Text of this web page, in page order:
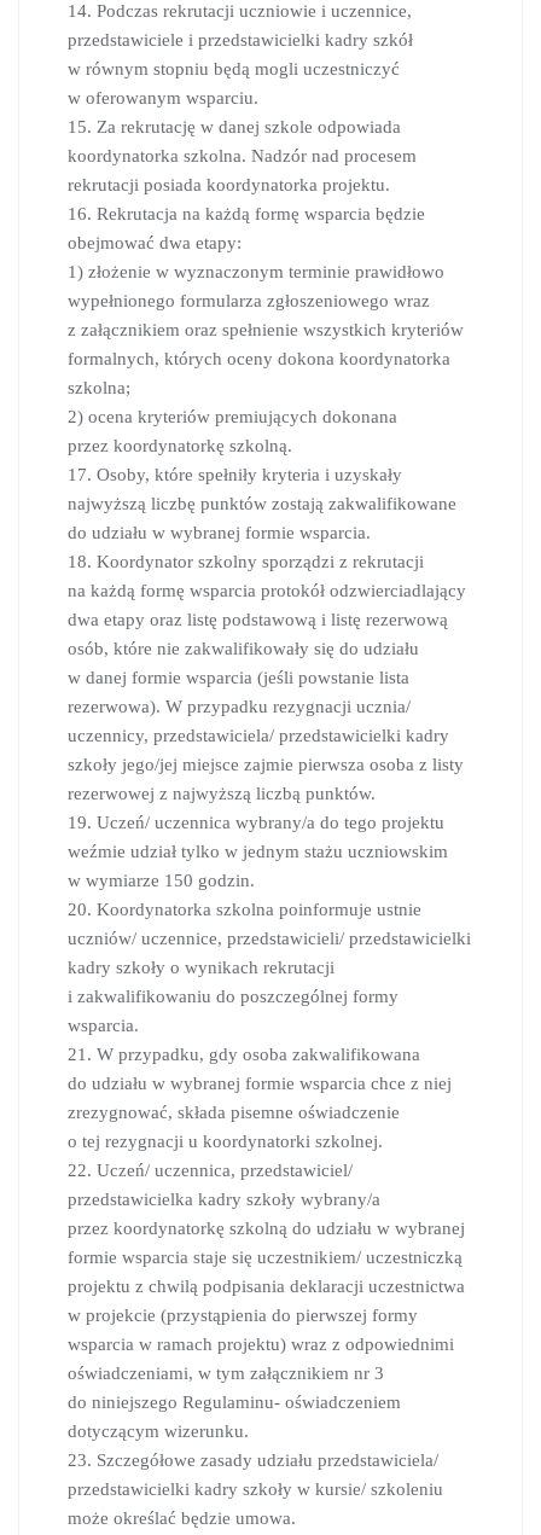
14. Podczas rekrutacji uczniowie i uczennice,
przedstawiciele i przedstawicielki kadry szkół
w równym stopniu będą mogli uczestniczyć
w oferowanym wsparciu.
15. Za rekrutację w danej szkole odpowiada
koordynatorka szkolna. Nadzór nad procesem
rekrutacji posiada koordynatorka projektu.
16. Rekrutacja na każdą formę wsparcia będzie
obejmować dwa etapy:
1) złożenie w wyznaczonym terminie prawidłowo
wypełnionego formularza zgłoszeniowego wraz
z załącznikiem oraz spełnienie wszystkich kryteriów
formalnych, których oceny dokona koordynatorka
szkolna;
2) ocena kryteriów premiujących dokonana
przez koordynatorkę szkolną.
17. Osoby, które spełniły kryteria i uzyskały
najwyższą liczbę punktów zostają zakwalifikowane
do udziału w wybranej formie wsparcia.
18. Koordynator szkolny sporządzi z rekrutacji
na każdą formę wsparcia protokół odzwierciadlający
dwa etapy oraz listę podstawową i listę rezerwową
osób, które nie zakwalifikowały się do udziału
w danej formie wsparcia (jeśli powstanie lista
rezerwowa). W przypadku rezygnacji ucznia/
uczennicy, przedstawiciela/ przedstawicielki kadry
szkoły jego/jej miejsce zajmie pierwsza osoba z listy
rezerwowej z najwyższą liczbą punktów.
19. Uczeń/ uczennica wybrany/a do tego projektu
weźmie udział tylko w jednym stażu uczniowskim
w wymiarze 150 godzin.
20. Koordynatorka szkolna poinformuje ustnie
uczniów/ uczennice, przedstawicieli/ przedstawicielki
kadry szkoły o wynikach rekrutacji
i zakwalifikowaniu do poszczególnej formy
wsparcia.
21. W przypadku, gdy osoba zakwalifikowana
do udziału w wybranej formie wsparcia chce z niej
zrezygnować, składa pisemne oświadczenie
o tej rezygnacji u koordynatorki szkolnej.
22. Uczeń/ uczennica, przedstawiciel/
przedstawicielka kadry szkoły wybrany/a
przez koordynatorkę szkolną do udziału w wybranej
formie wsparcia staje się uczestnikiem/ uczestniczką
projektu z chwilą podpisania deklaracji uczestnictwa
w projekcie (przystąpienia do pierwszej formy
wsparcia w ramach projektu) wraz z odpowiednimi
oświadczeniami, w tym załącznikiem nr 3
do niniejszego Regulaminu- oświadczeniem
dotyczącym wizerunku.
23. Szczegółowe zasady udziału przedstawiciela/
przedstawicielki kadry szkoły w kursie/ szkoleniu
może określać będzie umowa.